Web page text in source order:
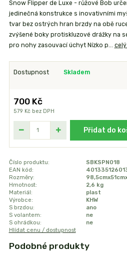
Snow Flipper de Luxe - růžové Bob
jedinečná konstrukce s inovativními
tvar bez ostrých hran brzdy na obě
zvýšené boky protiskluzové drážky na
pro nohy zasouvací úchyt Nízko p...
Dostupnost Skladem
700 Kč
579 Kč bez DPH
Přidat do
Číslo produktu:
SBKSPN018
EAN kód:
Rozměry:
Hmotnost:
2,6 kg
Materiál:
plast
Výrobce:
KHW
S brzdou:
ano
S volantem:
ne
S ohrádkou:
ne
Hlídat cenu / dostupnost
Podobné produkty